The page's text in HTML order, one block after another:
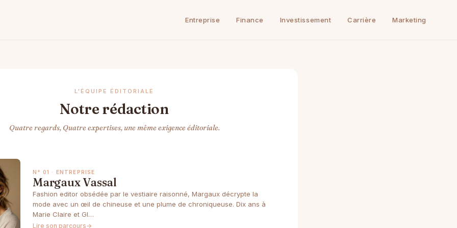
Entreprise Finance Investissement Carrière Marketing
L'ÉQUIPE ÉDITORIALE
Notre rédaction
Quatre regards, Quatre expertises, une même exigence éditoriale.
N° 01 · ENTREPRISE
Margaux Vassal
Fashion editor obsédée par le vestiaire raisonné, Margaux décrypte la
mode avec un œil de chineuse et une plume de chroniqueuse. Dix ans à
Marie Claire et Gl…
Lire son parcours→